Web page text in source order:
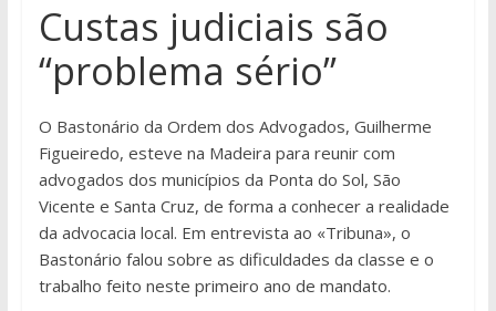
Custas judiciais são
“problema sério”
O Bastonário da Ordem dos Advogados, Guilherme
Figueiredo, esteve na Madeira para reunir com
advogados dos municípios da Ponta do Sol, São
Vicente e Santa Cruz, de forma a conhecer a realidade
da advocacia local. Em entrevista ao «Tribuna», o
Bastonário falou sobre as dificuldades da classe e o
trabalho feito neste primeiro ano de mandato.